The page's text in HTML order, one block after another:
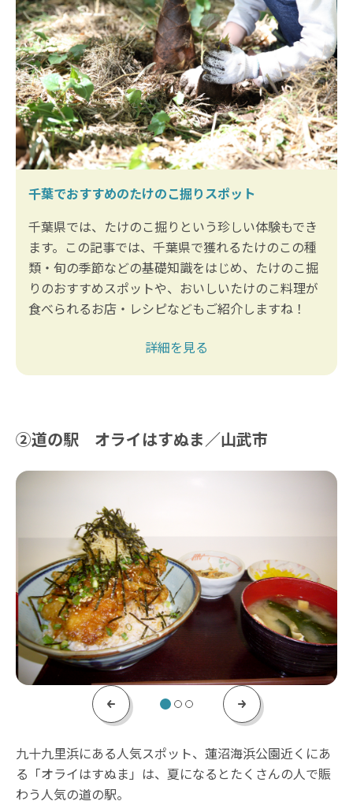
千葉でおすすめのたけのこ掘りスポット
千葉県では、たけのこ掘りという珍しい体験もでき
ます。この記事では、千葉県で獲れるたけのこの種
類・旬の季節などの基礎知識をはじめ、たけのこ掘
りのおすすめスポットや、おいしいたけのこ料理が
食べられるお店・レシピなどもご紹介しますね！
詳細を見る
②道の駅 オライはすぬま／山武市
Previous Next
九十九里浜にある人気スポット、蓮沼海浜公園近くにあ
る「オライはすぬま」は、夏になるとたくさんの人で賑
わう人気の道の駅。